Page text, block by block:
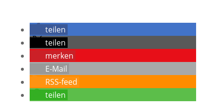
teilen
teilen
merken
E-Mail
RSS-feed
teilen